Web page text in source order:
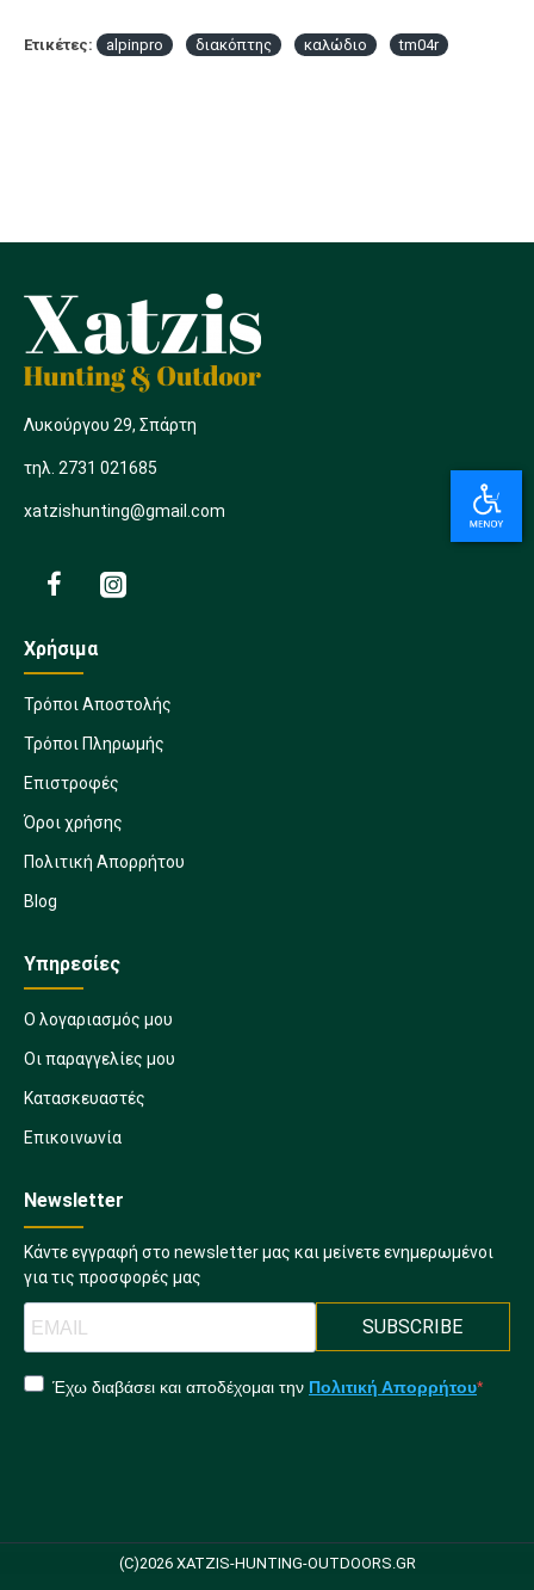
Ετικέτες: alpinpro διακόπτης καλώδιο tm04r
Λυκούργου 29, Σπάρτη
τηλ. 2731 021685
xatzishunting@gmail.com
Χρήσιμα
Τρόποι Αποστολής
Τρόποι Πληρωμής
Επιστροφές
Όροι χρήσης
Πολιτική Απορρήτου
Blog
Υπηρεσίες
Ο λογαριασμός μου
Οι παραγγελίες μου
Κατασκευαστές
Επικοινωνία
Newsletter
Κάντε εγγραφή στο newsletter μας και μείνετε ενημερωμένοι
για τις προσφορές μας
SUBSCRIBE
Έχω διαβάσει και αποδέχομαι την Πολιτική Απορρήτου
(C)2026 XATZIS-HUNTING-OUTDOORS.GR